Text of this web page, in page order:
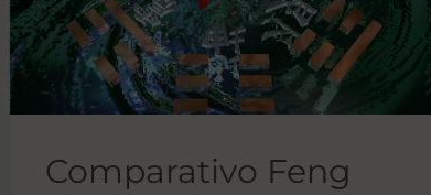
Comparativo Feng